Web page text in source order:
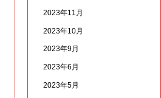
2023年11月
2023年10月
2023年9月
2023年6月
2023年5月